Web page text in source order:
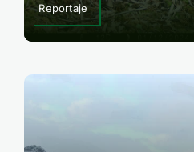
Reportaje